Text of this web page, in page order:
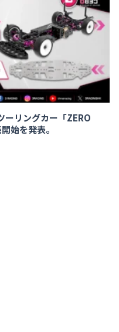
リングカー「ZERO
始を発表。